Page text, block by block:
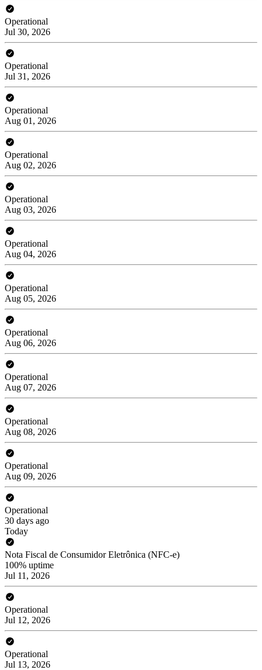
Operational
Jul 30, 2026
Operational
Jul 31, 2026
Operational
Aug 01, 2026
Operational
Aug 02, 2026
Operational
Aug 03, 2026
Operational
Aug 04, 2026
Operational
Aug 05, 2026
Operational
Aug 06, 2026
Operational
Aug 07, 2026
Operational
Aug 08, 2026
Operational
Aug 09, 2026
Operational
30 days ago
Today
Nota Fiscal de Consumidor Eletrônica (NFC-e)
100% uptime
Jul 11, 2026
Operational
Jul 12, 2026
Operational
Jul 13, 2026